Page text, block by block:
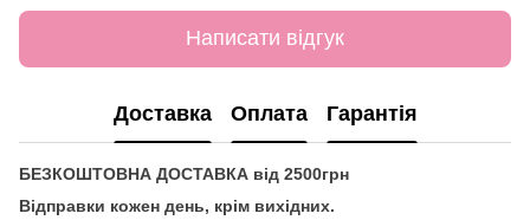
Написати відгук
Доставка Оплата Гарантія
БЕЗКОШТОВНА ДОСТАВКА від 2500грн
Відправки кожен день, крім вихідних.